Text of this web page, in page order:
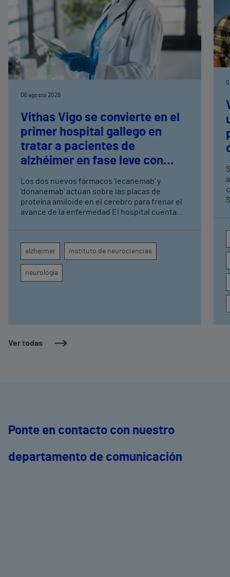
Ver todas
06 agosto 2026
Vithas Vigo se convierte en el
primer hospital gallego en
tratar a pacientes de
alzhéimer en fase leve con
terapias antiamiloide
Los dos nuevos fármacos 'lecanemab' y
'donanemab' actúan sobre las placas de
proteína amiloide en el cerebro para frenar el
avance de la enfermedad El hospital cuenta
seguimiento clínico de cada paciente
alzheimer instituto de neurociencias
neurología
Ponte en contacto con nuestro
departamento de comunicación